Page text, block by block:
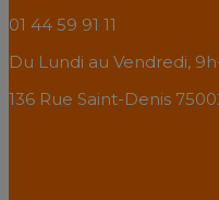
01 44 59 91 11
Du Lundi au Vendredi,
136 Rue Saint-Denis